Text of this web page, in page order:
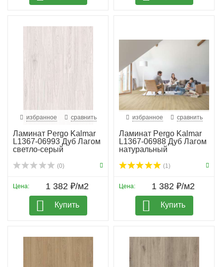
избранное сравнить
Ламинат Pergo Kalmar
L1367-06993 Дуб Лагом
светло-серый
(0)
Цена: 1 382 ₽/м2
Купить
избранное сравнить
Ламинат Pergo Kalmar
L1367-06988 Дуб Лагом
натуральный
(1)
Цена: 1 382 ₽/м2
Купить